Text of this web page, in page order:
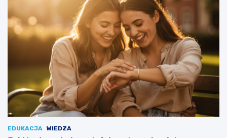
EDUKACJA WIEDZA